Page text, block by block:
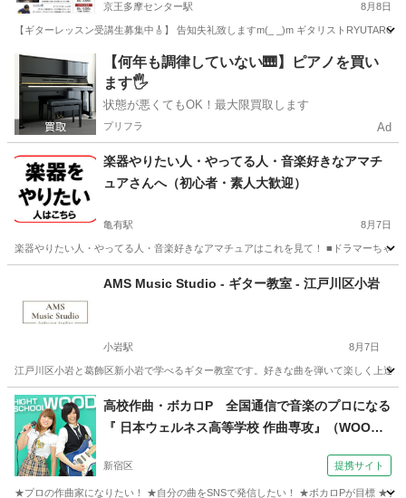
京王多摩センター駅 8月8日
【ギターレッスン受講生募集中🎸】 告知失礼致しますm(_ _)m ギタリスト
東京 多摩市 京王多摩センター駅 ギター レッスン
【何年も調律していない🎹】ピアノを買い
ます🖐️
状態が悪くてもOK！最大限買取します
プリフラ Ad
楽器やりたい人・やってる人・音楽好きなアマチ
ュアさんへ（初心者・素人大歓迎）
亀有駅 8月7日
楽器やりたい人・やってる人・音楽好きなアマチュアはこれを見て！ ■ドラマーちゃ
セッション
AMS Music Studio - ギター教室 - 江戸川区小岩
小岩駅 8月7日
江戸川区小岩と葛飾区新小岩で学べるギター教室です。好きな曲を弾いて楽しく上達
東京 江戸川区 小岩駅 ギター 音楽教室
高校作曲・ボカロP 全国通信で音楽のプロになる
『 日本ウェルネス高等学校 作曲専攻』（WOOD
新宿区 提携サイト
★プロの作曲家になりたい！ ★自分の曲をSNSで発信したい！ ★ボカロPが目標 ★シ